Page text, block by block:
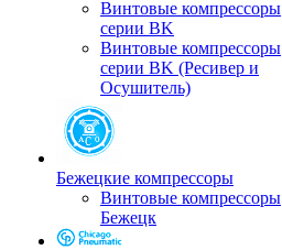
Винтовые компрессоры
серии BK
Винтовые компрессоры
серии BK (Ресивер и
Осушитель)
Бежецкие компрессоры
Винтовые компрессоры
Бежецк